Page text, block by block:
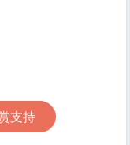
支持